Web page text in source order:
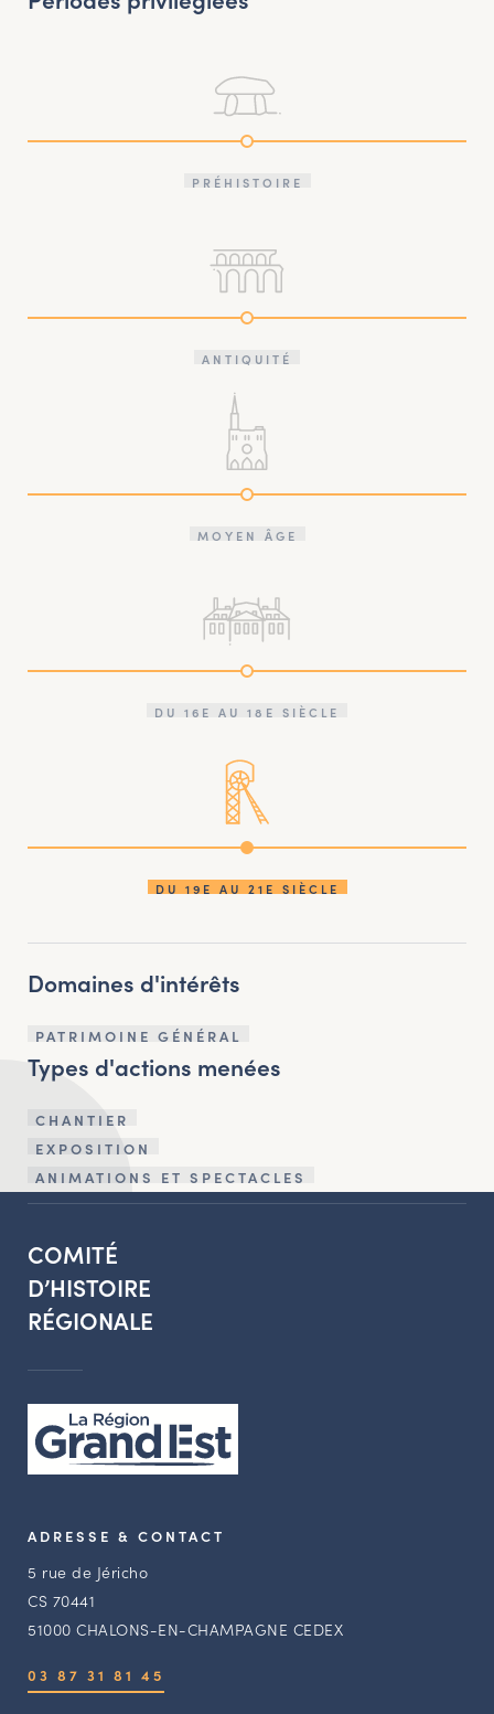
PRÉHISTOIRE
ANTIQUITÉ
MOYEN ÂGE
DU 16E AU 18E SIÈCLE
DU 19E AU 21E SIÈCLE
Domaines d'intérêts
PATRIMOINE GÉNÉRAL
Types d'actions menées
CHANTIER
EXPOSITION
ANIMATIONS ET SPECTACLES
COMITÉ
D’HISTOIRE
RÉGIONALE
ADRESSE & CONTACT
5 rue de Jéricho
CS 70441
51000 CHALONS-EN-CHAMPAGNE CEDEX
03 87 31 81 45